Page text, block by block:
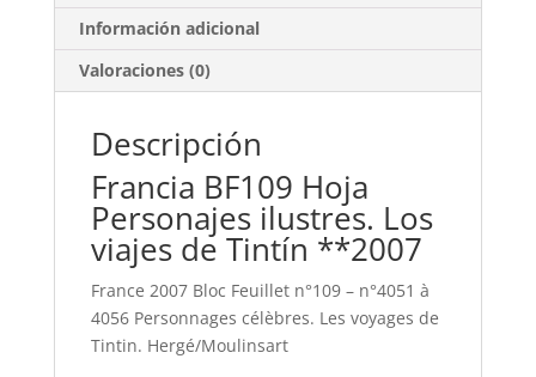
Información adicional
Valoraciones (0)
Descripción
Francia BF109 Hoja
Personajes ilustres. Los
viajes de Tintín **2007
France 2007 Bloc Feuillet n°109 – n°4051 à
4056 Personnages célèbres. Les voyages de
Tintin. Hergé/Moulinsart